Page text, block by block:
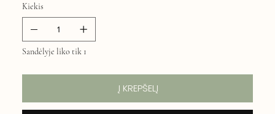
Kiekis
Sandėlyje liko tik 1
Į KREPŠELĮ